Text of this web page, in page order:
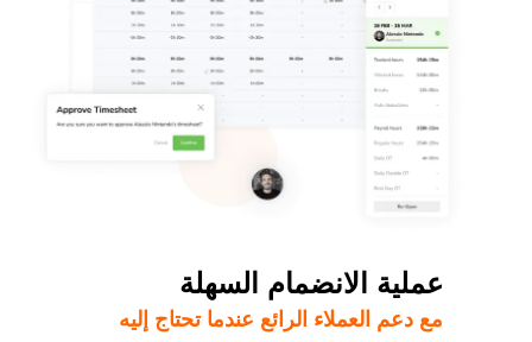
عملية الانضمام السهلة
مع دعم العملاء الرائع عندما تحتاج إليه